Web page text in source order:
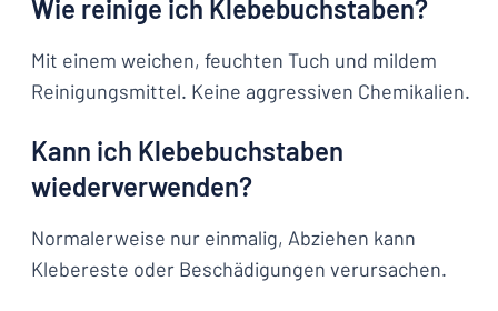
Wie reinige ich Klebebuchstaben?
Mit einem weichen, feuchten Tuch und mildem
Reinigungsmittel. Keine aggressiven Chemikalien.
Kann ich Klebebuchstaben
wiederverwenden?
Normalerweise nur einmalig, Abziehen kann
Klebereste oder Beschädigungen verursachen.